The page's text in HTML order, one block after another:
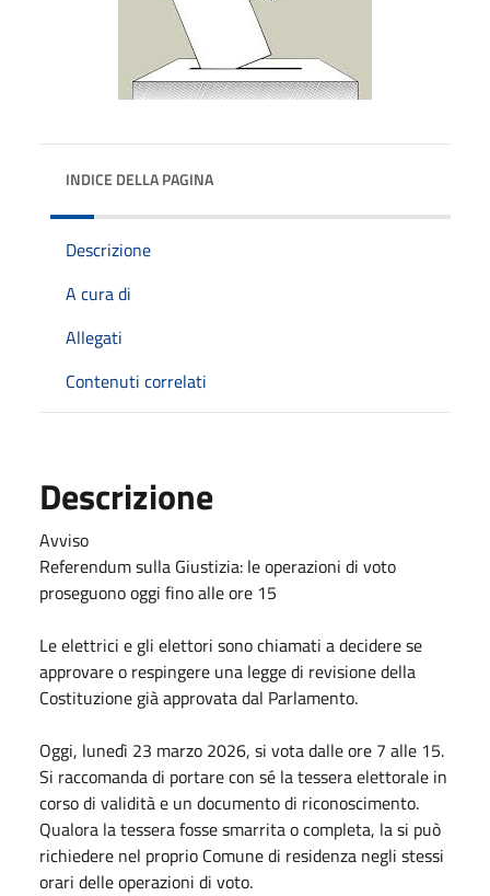
INDICE DELLA PAGINA
Descrizione
A cura di
Allegati
Contenuti correlati
Descrizione
Avviso
Referendum sulla Giustizia: le operazioni di voto
proseguono oggi fino alle ore 15
Le elettrici e gli elettori sono chiamati a decidere se
approvare o respingere una legge di revisione della
Costituzione già approvata dal Parlamento.
Oggi, lunedì 23 marzo 2026, si vota dalle ore 7 alle 15.
Si raccomanda di portare con sé la tessera elettorale in
corso di validità e un documento di riconoscimento.
Qualora la tessera fosse smarrita o completa, la si può
richiedere nel proprio Comune di residenza negli stessi
orari delle operazioni di voto.